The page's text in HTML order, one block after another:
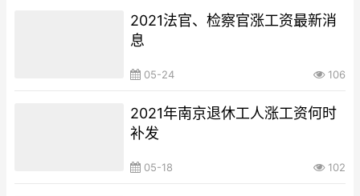
2021法官、检察官涨工资最新消
息
05-24 106
2021年南京退休工人涨工资何时
补发
05-18 102